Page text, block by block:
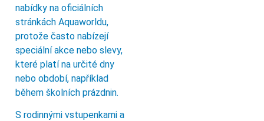
nabídky na oficiálních
stránkách Aquaworldu,
protože často nabízejí
speciální akce nebo slevy,
které platí na určité dny
nebo období, například
během školních prázdnin.
S rodinnými vstupenkami a